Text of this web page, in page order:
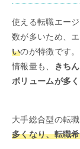
使える転職エー
数が多いため、
いのが特徴です
情報量も、
きち
ボリュームが多
大手総合型の転
多くなり、転職